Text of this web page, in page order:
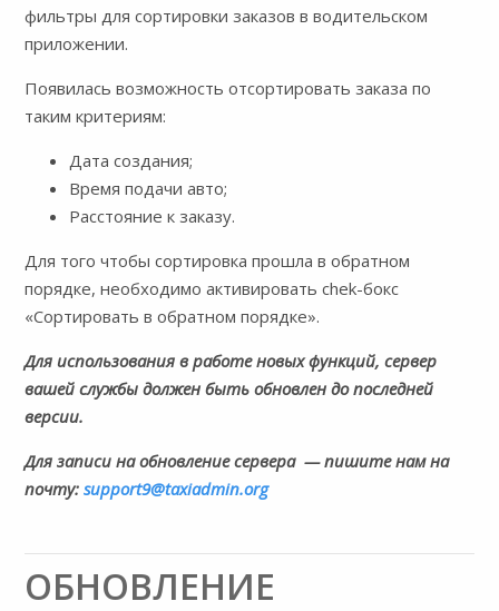
фильтры для сортировки заказов в водительском
приложении.
Появилась возможность отсортировать заказа по
таким критериям:
Дата создания;
Время подачи авто;
Расстояние к заказу.
Для того чтобы сортировка прошла в обратном
порядке, необходимо активировать chek-бокс
«Сортировать в обратном порядке».
Для использования в работе новых функций, сервер
вашей службы должен быть обновлен до последней
версии.
Для записи на обновление сервера — пишите нам на
почту: support9@taxiadmin.org
ОБНОВЛЕНИЕ